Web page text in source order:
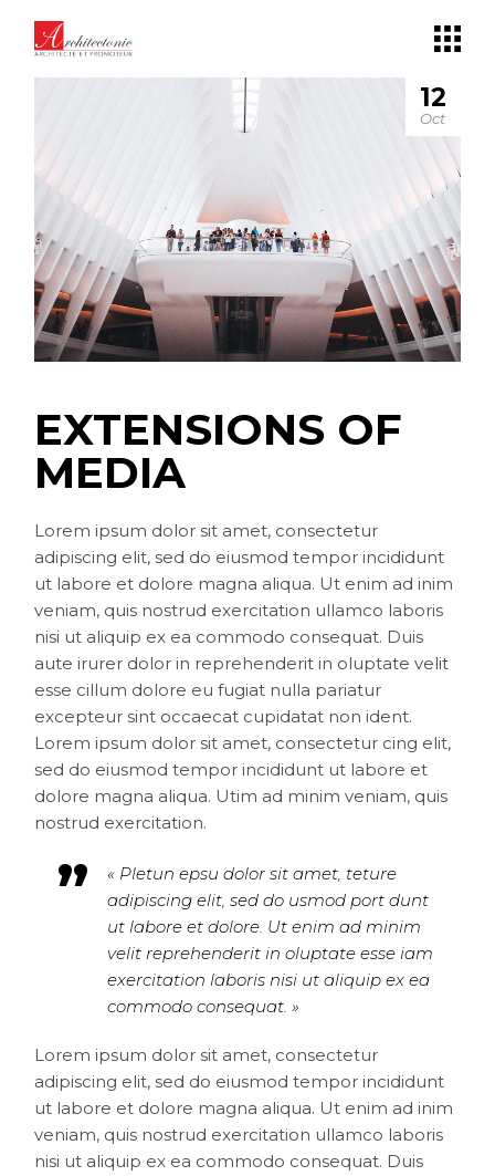
12
Oct
EXTENSIONS OF
MEDIA
Lorem ipsum dolor sit amet, consectetur
adipiscing elit, sed do eiusmod tempor incididunt
ut labore et dolore magna aliqua. Ut enim ad inim
veniam, quis nostrud exercitation ullamco laboris
nisi ut aliquip ex ea commodo consequat. Duis
aute irurer dolor in reprehenderit in oluptate velit
esse cillum dolore eu fugiat nulla pariatur
excepteur sint occaecat cupidatat non ident.
Lorem ipsum dolor sit amet, consectetur cing elit,
sed do eiusmod tempor incididunt ut labore et
dolore magna aliqua. Utim ad minim veniam, quis
nostrud exercitation.
« Pletun epsu dolor sit amet, teture
adipiscing elit, sed do usmod port dunt
ut labore et dolore. Ut enim ad minim
velit reprehenderit in oluptate esse iam
exercitation laboris nisi ut aliquip ex ea
commodo consequat. »
Lorem ipsum dolor sit amet, consectetur
adipiscing elit, sed do eiusmod tempor incididunt
ut labore et dolore magna aliqua. Ut enim ad inim
veniam, quis nostrud exercitation ullamco laboris
nisi ut aliquip ex ea commodo consequat. Duis